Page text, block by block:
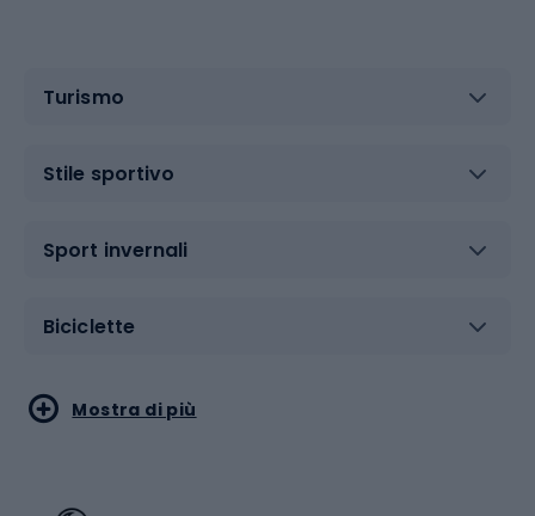
Turismo
Stile sportivo
Sport invernali
Biciclette
Sport acquatici
Sport di arti marziali
Mostra di più